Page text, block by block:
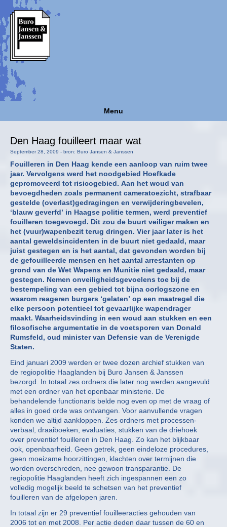
Menu
Den Haag fouilleert maar wat
September 28, 2009 - bron: Buro Jansen & Janssen
Fouilleren in Den Haag kende een aanloop van ruim twee
jaar. Vervolgens werd het noodgebied Hoefkade
gepromoveerd tot risicogebied. Aan het woud van
bevoegdheden zoals permanent cameratoezicht, strafbaar
gestelde (overlast)gedragingen en verwijderingbevelen,
‘blauw geverfd’ in Haagse politie termen, werd preventief
fouilleren toegevoegd. Dit zou de buurt veiliger maken en
het (vuur)wapenbezit terug dringen. Vier jaar later is het
aantal geweldsincidenten in de buurt niet gedaald, maar
juist gestegen en is het aantal, dat gevonden worden bij
de gefouilleerde mensen en het aantal arrestanten op
grond van de Wet Wapens en Munitie niet gedaald, maar
gestegen. Nemen onveiligheidsgevoelens toe bij de
bestempeling van een gebied tot bijna oorlogszone en
waarom reageren burgers ‘gelaten’ op een maatregel die
elke persoon potentieel tot gevaarlijke wapendrager
maakt. Waarheidsvinding in een woud aan stukken en een
filosofische argumentatie in de voetsporen van Donald
Rumsfeld, oud minister van Defensie van de Verenigde
Staten.
Eind januari 2009 werden er twee dozen archief stukken van
de regiopolitie Haaglanden bij Buro Jansen & Janssen
bezorgd. In totaal zes ordners die later nog werden aangevuld
met een ordner van het openbaar ministerie. De
behandelende functionaris belde nog even op met de vraag of
alles in goed orde was ontvangen. Voor aanvullende vragen
konden we altijd aankloppen. Zes ordners met processen-
verbaal, draaiboeken, evaluaties, stukken van de driehoek
over preventief fouilleren in Den Haag. Zo kan het blijkbaar
ook, openbaarheid. Geen getrek, geen eindeloze procedures,
geen moeizame hoorzittingen, klachten over termijnen die
worden overschreden, nee gewoon transparantie. De
regiopolitie Haaglanden heeft zich ingespannen een zo
volledig mogelijk beeld te schetsen van het preventief
fouilleren van de afgelopen jaren.
In totaal zijn er 29 preventief fouilleeracties gehouden van
2006 tot en met 2008. Per actie deden daar tussen de 60 en